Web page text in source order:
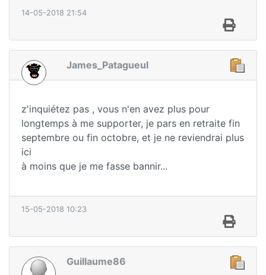
14-05-2018 21:54
James_Patagueul
z'inquiétez pas , vous n'en avez plus pour
longtemps à me supporter, je pars en retraite fin
septembre ou fin octobre, et je ne reviendrai plus
ici
à moins que je me fasse bannir...
15-05-2018 10:23
Guillaume86